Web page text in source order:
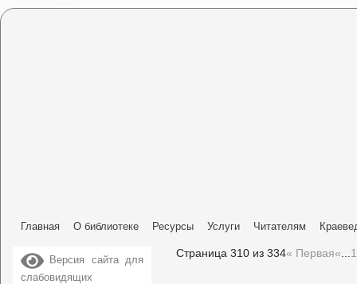
Главная О библиотеке Ресурсы Услуги Читателям
Версия сайта для
слабовидящих
Страница 310 из 334« Первая«